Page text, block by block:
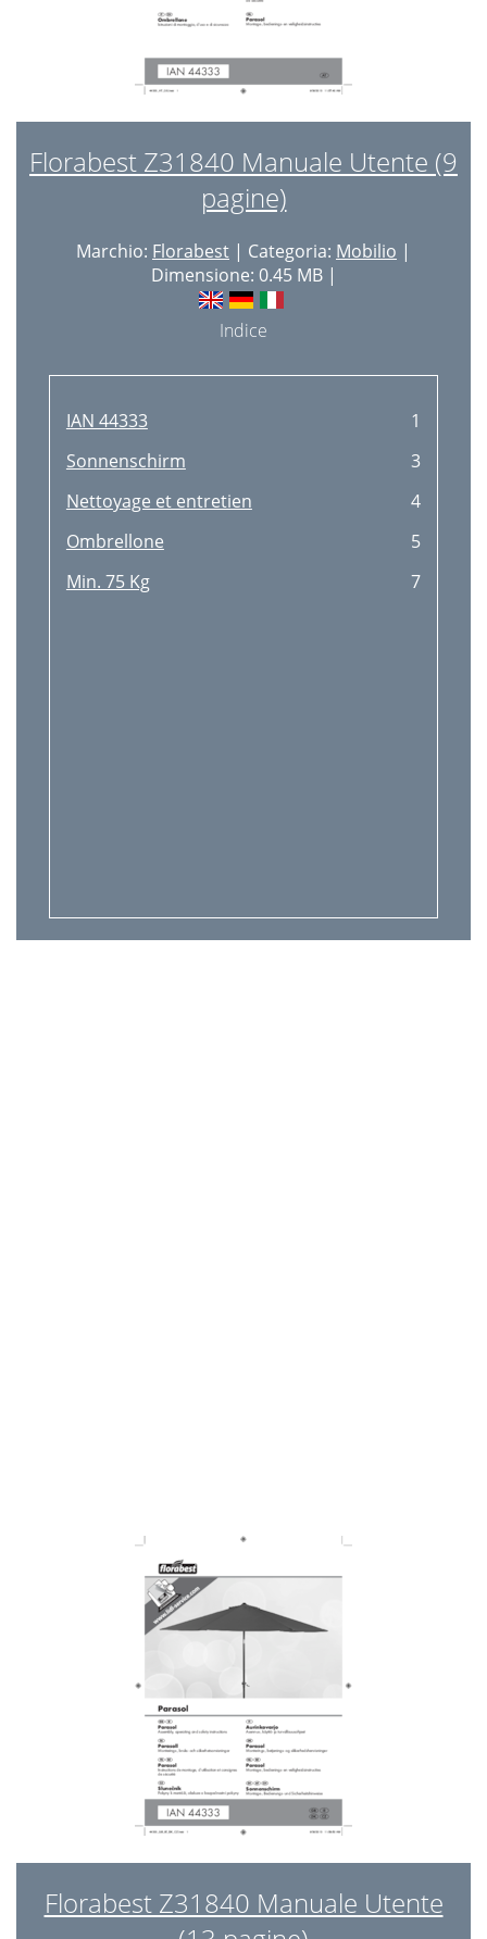
Florabest Z31840 Manuale Utente (9
pagine)
Marchio: Florabest | Categoria: Mobilio |
Dimensione: 0.45 MB |
Indice
IAN 44333
1
Sonnenschirm
3
Nettoyage et entretien
4
Ombrellone
5
Min. 75 Kg
7
Florabest Z31840 Manuale Utente